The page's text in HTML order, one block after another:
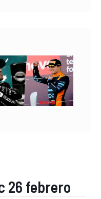
26 febrero